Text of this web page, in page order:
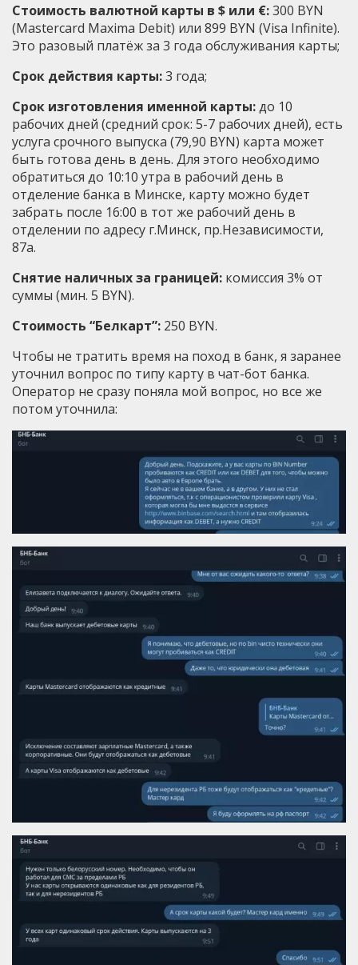
Стоимость валютной карты в $ или €:300 BYN
(Mastercard Maxima Debit) или 899 BYN (Visa Infinite).
Это разовый платёж за 3 года обслуживания карты;
Срок действия карты:3 года;
Срок изготовления именной карты:до 10
рабочих дней (средний срок: 5-7 рабочих дней), есть
услуга срочного выпуска (79,90 BYN) карта может
быть готова день в день. Для этого необходимо
обратиться до 10:10 утра в рабочий день в
отделение банка в Минске, карту можно будет
забрать после 16:00 в тот же рабочий день в
отделении по адресу г.Минск, пр.Независимости,
87а.
Снятие наличных за границей: комиссия 3% от
суммы (мин. 5 BYN).
Стоимость “Белкарт”: 250 BYN.
Чтобы не тратить время на поход в банк, я заранее
уточнил вопрос по типу карту в чат-бот банка.
Оператор не сразу поняла мой вопрос, но все же
потом уточнила: